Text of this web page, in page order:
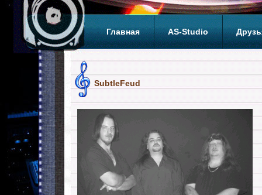
Главная AS-Studio
SubtleFeud